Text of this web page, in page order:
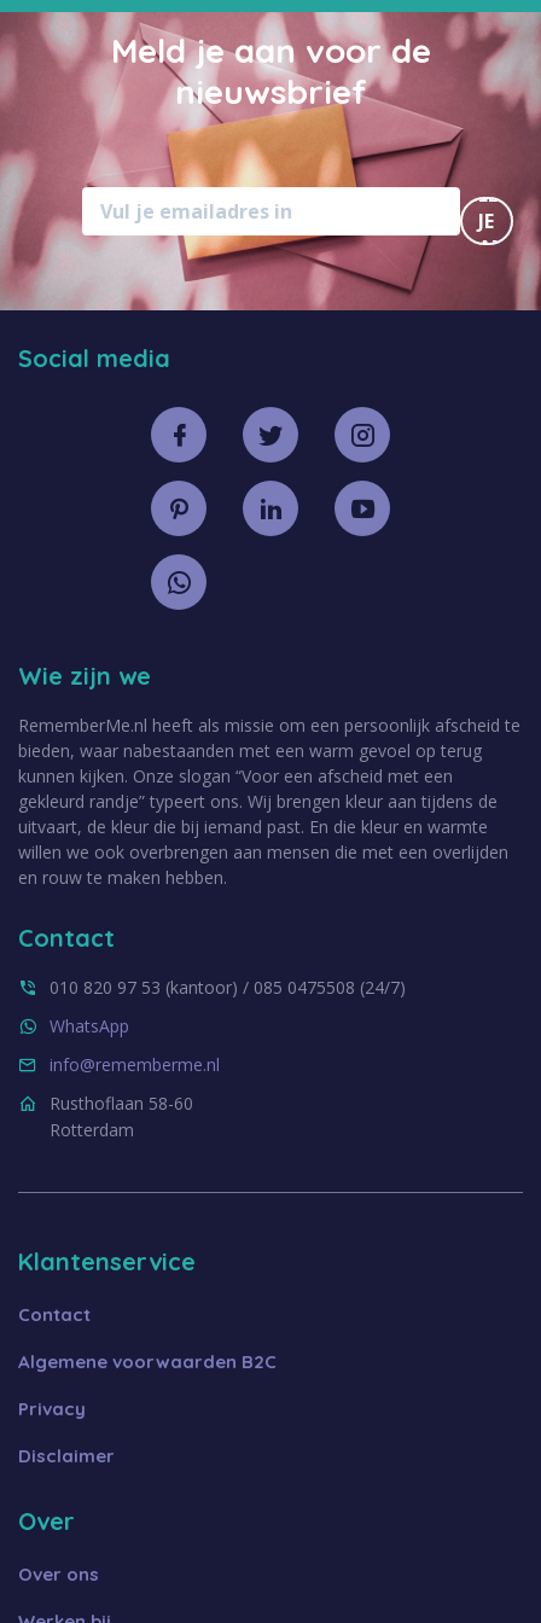
Meld je aan voor de
nieuwsbrief
MELD
JE
AAN
Contact
010 820 97 53 (kantoor) / 085 0475508 (24/7)
WhatsApp
info@rememberme.nl
Rusthoflaan 58-60
Rotterdam
Wie zijn we
RememberMe.nl heeft als missie om een persoonlijk afscheid te
bieden, waar nabestaanden met een warm gevoel op terug
kunnen kijken. Onze slogan “Voor een afscheid met een
gekleurd randje” typeert ons. Wij brengen kleur aan tijdens de
uitvaart, de kleur die bij iemand past. En die kleur en warmte
willen we ook overbrengen aan mensen die met een overlijden
en rouw te maken hebben.
Social media
Klantenservice
Contact
Algemene voorwaarden B2C
Privacy
Disclaimer
Over
Over ons